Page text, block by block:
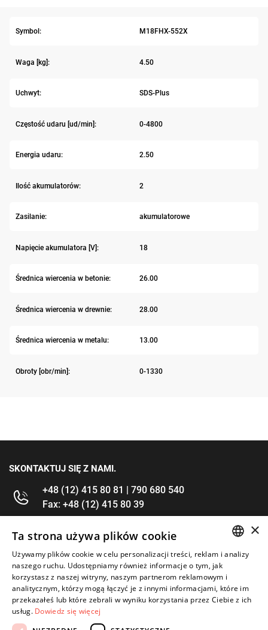
Symbol: M18FHX-552X
Waga [kg]: 4.50
Uchwyt: SDS-Plus
Częstość udaru [ud/min]: 0-4800
Energia udaru: 2.50
Ilość akumulatorów: 2
Zasilanie: akumulatorowe
Napięcie akumulatora [V]: 18
Średnica wiercenia w betonie: 26.00
Średnica wiercenia w drewnie: 28.00
Średnica wiercenia w metalu: 13.00
Obroty [obr/min]: 0-1330
SKONTAKTUJ SIĘ Z NAMI.
+48 (12) 415 80 81 | 790 680 540
Fax: +48 (12) 415 80 39
kontakt@im-narzedzia.pl
INFORMACJE
OFERTA
MOJE KONTO
ENGLISH
×
Ta strona używa plików cookie
Używamy plików cookie w celu personalizacji treści, reklam i analizy
naszego ruchu. Udostępniamy również informacje o tym, jak
korzystasz z naszej witryny, naszym partnerom reklamowym i
analitycznym, którzy mogą łączyć je z innymi informacjami, które im
przekazałeś lub które zebrali w wyniku korzystania przez Ciebie z ich
usług. Dowiedz się więcej